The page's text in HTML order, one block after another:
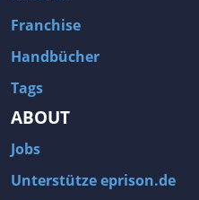
Franchise
Handbücher
Tags
ABOUT
Jobs
Unterstütze eprison.de